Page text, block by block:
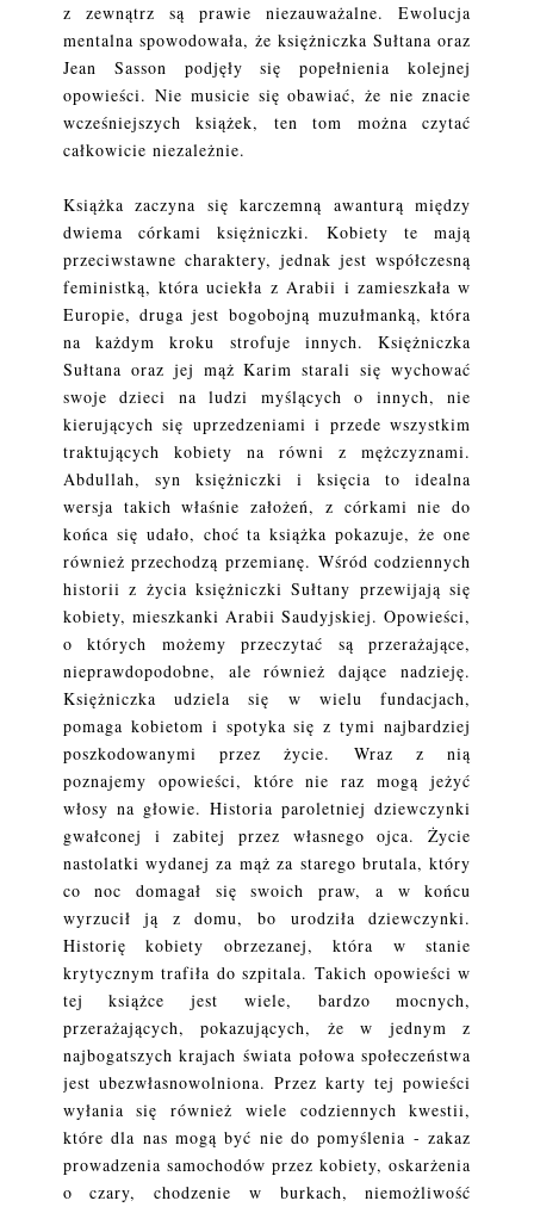
z zewnątrz są prawie niezauważalne. Ewolucja
mentalna spowodowała, że księżniczka Sułtana oraz
Jean Sasson podjęły się popełnienia kolejnej
opowieści. Nie musicie się obawiać, że nie znacie
wcześniejszych książek, ten tom można czytać
całkowicie niezależnie.
Książka zaczyna się karczemną awanturą między
dwiema córkami księżniczki. Kobiety te mają
przeciwstawne charaktery, jednak jest współczesną
feministką, która uciekła z Arabii i zamieszkała w
Europie, druga jest bogobojną muzułmanką, która
na każdym kroku strofuje innych. Księżniczka
Sułtana oraz jej mąż Karim starali się wychować
swoje dzieci na ludzi myślących o innych, nie
kierujących się uprzedzeniami i przede wszystkim
traktujących kobiety na równi z mężczyznami.
Abdullah, syn księżniczki i księcia to idealna
wersja takich właśnie założeń, z córkami nie do
końca się udało, choć ta książka pokazuje, że one
również przechodzą przemianę. Wśród codziennych
historii z życia księżniczki Sułtany przewijają się
kobiety, mieszkanki Arabii Saudyjskiej. Opowieści,
o których możemy przeczytać są przerażające,
nieprawdopodobne, ale również dające nadzieję.
Księżniczka udziela się w wielu fundacjach,
pomaga kobietom i spotyka się z tymi najbardziej
poszkodowanymi przez życie. Wraz z nią
poznajemy opowieści, które nie raz mogą jeżyć
włosy na głowie. Historia paroletniej dziewczynki
gwałconej i zabitej przez własnego ojca. Życie
nastolatki wydanej za mąż za starego brutala, który
co noc domagał się swoich praw, a w końcu
wyrzucił ją z domu, bo urodziła dziewczynki.
Historię kobiety obrzezanej, która w stanie
krytycznym trafiła do szpitala. Takich opowieści w
tej książce jest wiele, bardzo mocnych,
przerażających, pokazujących, że w jednym z
najbogatszych krajach świata połowa społeczeństwa
jest ubezwłasnowolniona. Przez karty tej powieści
wyłania się również wiele codziennych kwestii,
które dla nas mogą być nie do pomyślenia - zakaz
prowadzenia samochodów przez kobiety, oskarżenia
o czary, chodzenie w burkach, niemożliwość